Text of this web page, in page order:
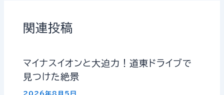
関連投稿
マイナスイオンと大迫力！道東ドライブで
見つけた絶景
2026年8月5日